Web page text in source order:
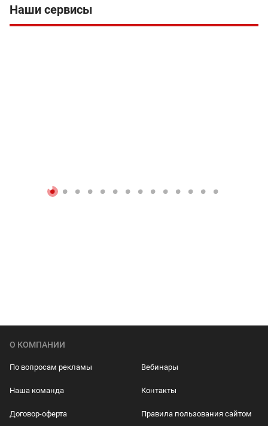
Наши сервисы
О КОМПАНИИ
По вопросам рекламы Вебинары
Наша команда Контакты
Договор-оферта Правила пользования сайтом